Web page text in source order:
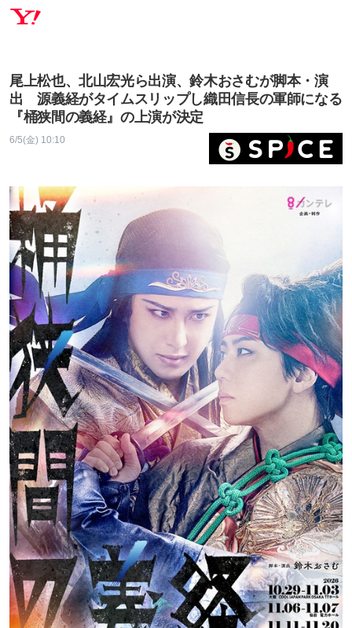
尾上松也、北山宏光ら出演、鈴木おさむが脚本・演
出 源義経がタイムスリップし織田信長の軍師になる
『桶狭間の義経』の上演が決定
6/5(金) 10:10